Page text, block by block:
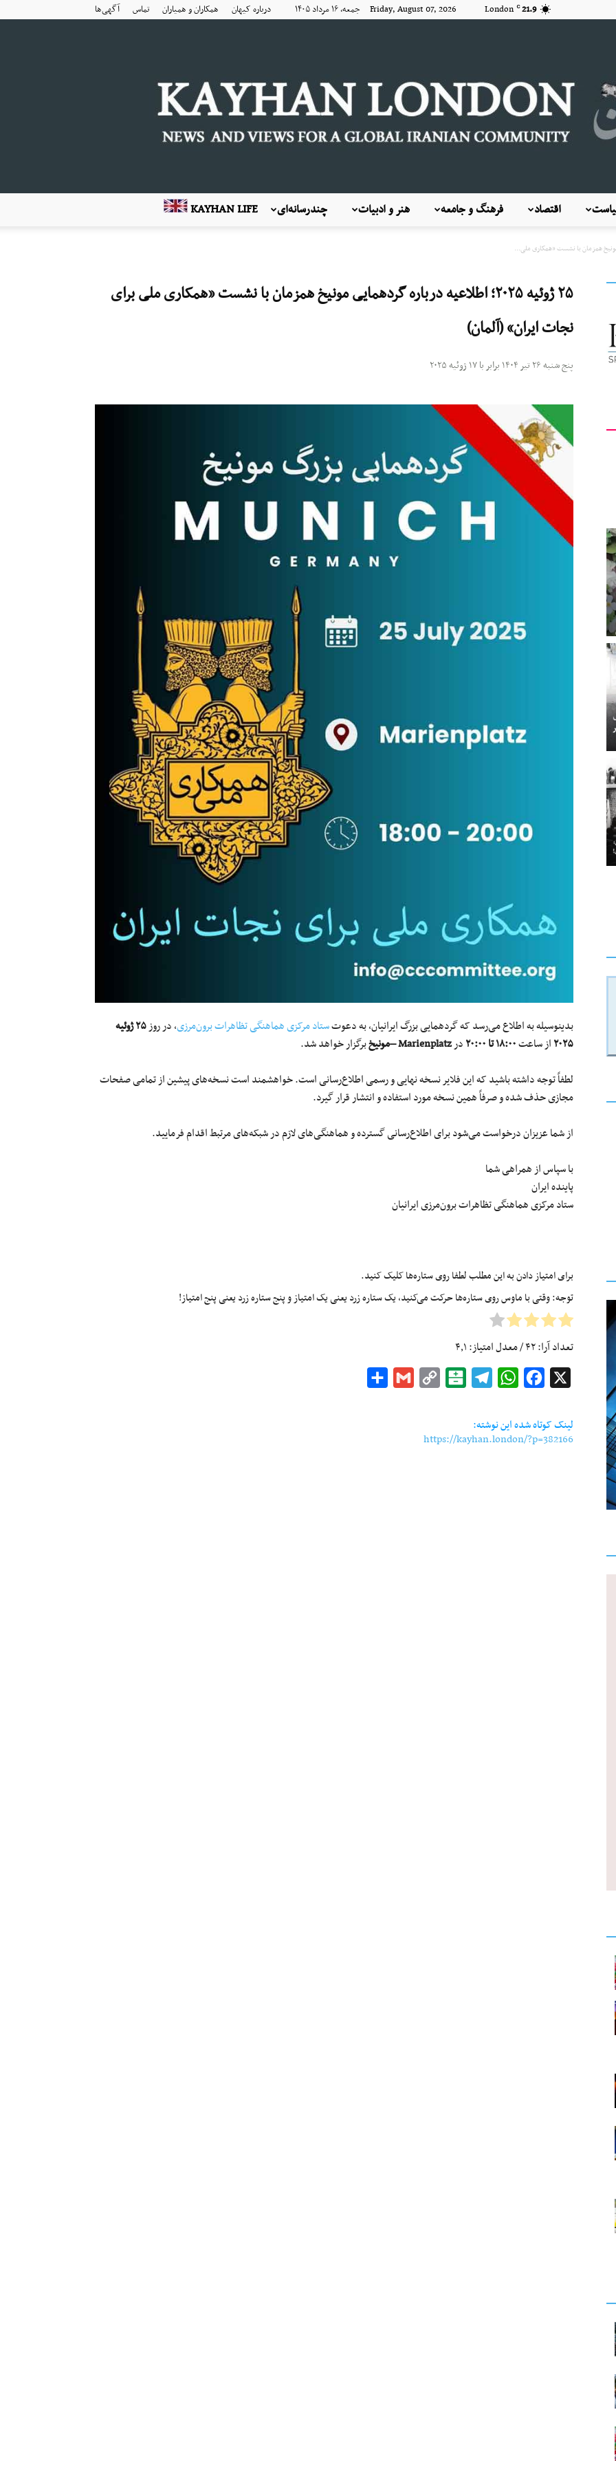
21.9
C
London Friday, August 07, 2026 جمعه, ۱۶ مرداد ۱۴۰۵ درباره کیهان همکاران و همیاران تماس آگهی‌ها
لندن
KAYHAN LIFE چندرسانه‌ای هنر و ادبیات فرهنگ و جامعه اقتصاد
۲۵ ژوئیه ۲۰۲۵؛ اطلاعیه درباره گردهمایی مونیخ همزمان با نشست «همکاری ملی برای
نجات ایران» (آلمان)
پنج شنبه ۲۶ تیر ۱۴۰۴ برابر با ۱۷ ژوئیه ۲۰۲۵
بدینوسیله به اطلاع می‌رسد که گردهمایی بزرگ ایرانیان، به دعوتستاد مرکزی هماهنگی تظاهرات برون‌مرزی، در روز۲۵ژوئیه
۲۰۲۵از ساعت۱۸:۰۰تا۲۰:۰۰درMarienplatz – مونیخبرگزار خواهد شد.
لطفاً توجه داشته باشید که این فلایر نسخه نهایی و رسمی اطلاع‌رسانی است. خواهشمند است نسخه‌های پیشین از تمامی صفحات
مجازی حذف شده و صرفاً همین نسخه مورد استفاده و انتشار قرار گیرد.
از شما عزیزان درخواست می‌شود برای اطلاع‌رسانی گسترده و هماهنگی‌های لازم در شبکه‌های مرتبط اقدام فرمایید.
با سپاس از همراهی شما
پاینده ایران
ستاد مرکزی هماهنگی تظاهرات برون‌مرزی ایرانیان
برای امتیاز دادن به این مطلب لطفا روی ستاره‌ها کلیک کنید.
توجه: وقتی با ماوس روی ستاره‌ها حرکت می‌کنید، یک ستاره زرد یعنی یک امتیاز و پنج ستاره زرد یعنی پنج امتیاز!
تعداد آرا:۴۲/ معدل امتیاز:۴٫۱
Facebook
WhatsApp
Telegram
Balatarin
Copy
Gmail
لینک کوتاه شده این نوشته:
https://kayhan.london/?p=382166